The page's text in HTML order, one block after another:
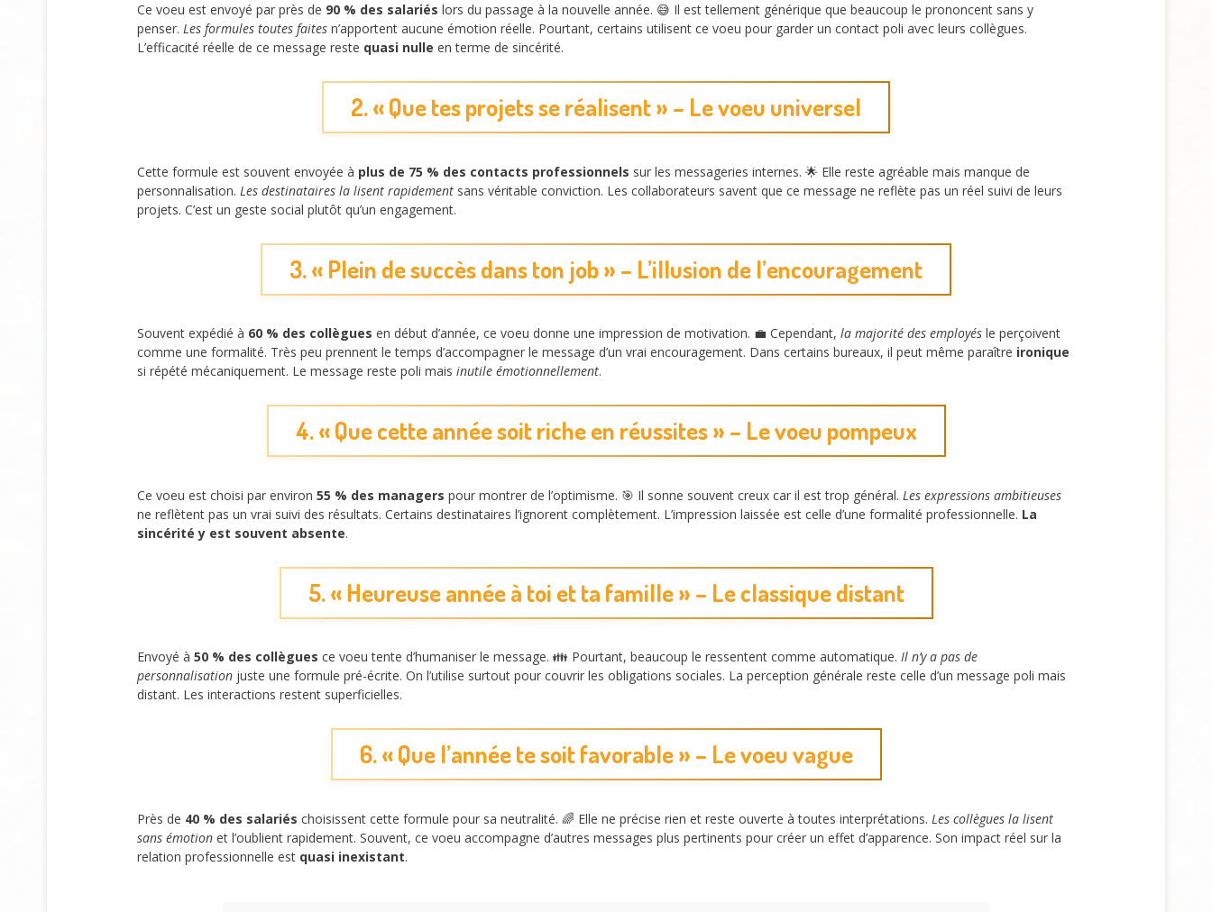
Ce voeu est envoyé par près de 90 % des salariés lors du passage à la nouvelle année. 😅 Il est tellement générique que beaucoup le prononcent sans y
penser. Les formules toutes faites n’apportent aucune émotion réelle. Pourtant, certains utilisent ce voeu pour garder un contact poli avec leurs collègues.
L’efficacité réelle de ce message reste quasi nulle en terme de sincérité.
2. « Que tes projets se réalisent » – Le voeu universel
Cette formule est souvent envoyée à plus de 75 % des contacts professionnels sur les messageries internes. 🌟 Elle reste agréable mais manque de
personnalisation. Les destinataires la lisent rapidement sans véritable conviction. Les collaborateurs savent que ce message ne reflète pas un réel suivi de leurs
projets. C’est un geste social plutôt qu’un engagement.
3. « Plein de succès dans ton job » – L’illusion de l’encouragement
Souvent expédié à 60 % des collègues en début d’année, ce voeu donne une impression de motivation. 💼 Cependant, la majorité des employés le perçoivent
comme une formalité. Très peu prennent le temps d’accompagner le message d’un vrai encouragement. Dans certains bureaux, il peut même paraître ironique
si répété mécaniquement. Le message reste poli mais inutile émotionnellement.
4. « Que cette année soit riche en réussites » – Le voeu pompeux
Ce voeu est choisi par environ 55 % des managers pour montrer de l’optimisme. 🎯 Il sonne souvent creux car il est trop général. Les expressions ambitieuses
ne reflètent pas un vrai suivi des résultats. Certains destinataires l’ignorent complètement. L’impression laissée est celle d’une formalité professionnelle. La
sincérité y est souvent absente.
5. « Heureuse année à toi et ta famille » – Le classique distant
Envoyé à 50 % des collègues ce voeu tente d’humaniser le message. 👪 Pourtant, beaucoup le ressentent comme automatique. Il n’y a pas de
personnalisation juste une formule pré-écrite. On l’utilise surtout pour couvrir les obligations sociales. La perception générale reste celle d’un message poli mais
distant. Les interactions restent superficielles.
6. « Que l’année te soit favorable » – Le voeu vague
Près de 40 % des salariés choisissent cette formule pour sa neutralité. 🌈 Elle ne précise rien et reste ouverte à toutes interprétations. Les collègues la lisent
sans émotion et l’oublient rapidement. Souvent, ce voeu accompagne d’autres messages plus pertinents pour créer un effet d’apparence. Son impact réel sur la
relation professionnelle est quasi inexistant.